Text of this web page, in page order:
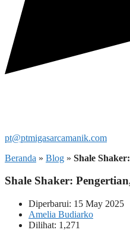
pt@ptmigasarcamanik.com
Beranda » Blog » Shale
Shale Shaker:
Diperbarui: 15 May 2025
Amelia Budiarko
Dilihat: 1,271